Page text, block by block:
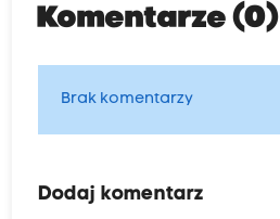
Komentarze (0)
Brak komentarzy
Dodaj komentarz